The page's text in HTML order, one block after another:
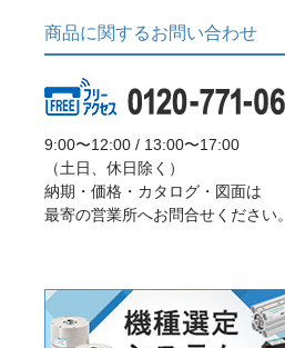
商品に関するお問い合わせ
9:00〜12:00 / 13:00〜17:00
（土日、休日除く）
納期・価格・カタログ・図面は
最寄の営業所へお問合せください。